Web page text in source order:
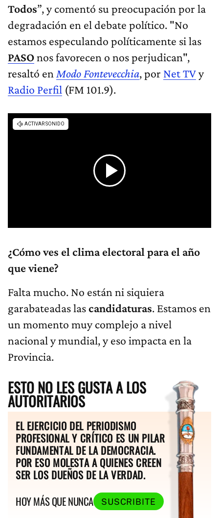
Todos”, y comentó su preocupación por la
degradación en el debate político. "No
estamos especulando políticamente si las
PASOnos favorecen o nos perjudican",
resaltó en Modo Fontevecchia, por Net TVy
Radio Perfil (FM 101.9).
¿Cómo ves el clima electoral para el año
que viene?
Falta mucho. No están ni siquiera
garabateadas lascandidaturas. Estamos en
un momento muy complejo a nivel
nacional y mundial, y eso impacta en la
Provincia.
ESTO NO LES GUSTA A LOS
AUTORITARIOS
EL EJERCICIO DEL PERIODISMO
PROFESIONAL Y CRÍTICO ES UN PILAR
FUNDAMENTAL DE LA DEMOCRACIA.
POR ESO MOLESTA A QUIENES CREEN
SER LOS DUEÑOS DE LA VERDAD.
HOY MÁS QUE NUNCA
SUSCRIBITE